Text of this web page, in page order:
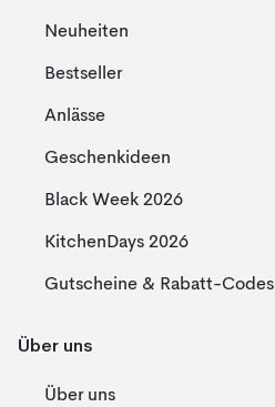
Neuheiten
Bestseller
Anlässe
Geschenkideen
Black Week 2026
KitchenDays 2026
Gutscheine & Rabatt-Codes
Über uns
Über uns